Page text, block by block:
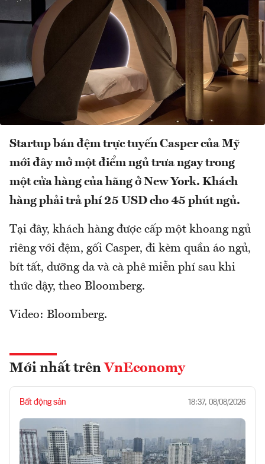
Startup bán đệm trực tuyến Casper của Mỹ
mới đây mở một điểm ngủ trưa ngay trong
một cửa hàng của hãng ở New York. Khách
hàng phải trả phí 25 USD cho 45 phút ngủ.
Tại đây, khách hàng được cấp một khoang ngủ
riêng với đệm, gối Casper, đi kèm quần áo ngủ,
bít tất, dưỡng da và cà phê miễn phí sau khi
thức dậy, theo Bloomberg.
Video: Bloomberg.
Mới nhất trên VnEconomy
Bất động sản 18:37, 08/08/2026